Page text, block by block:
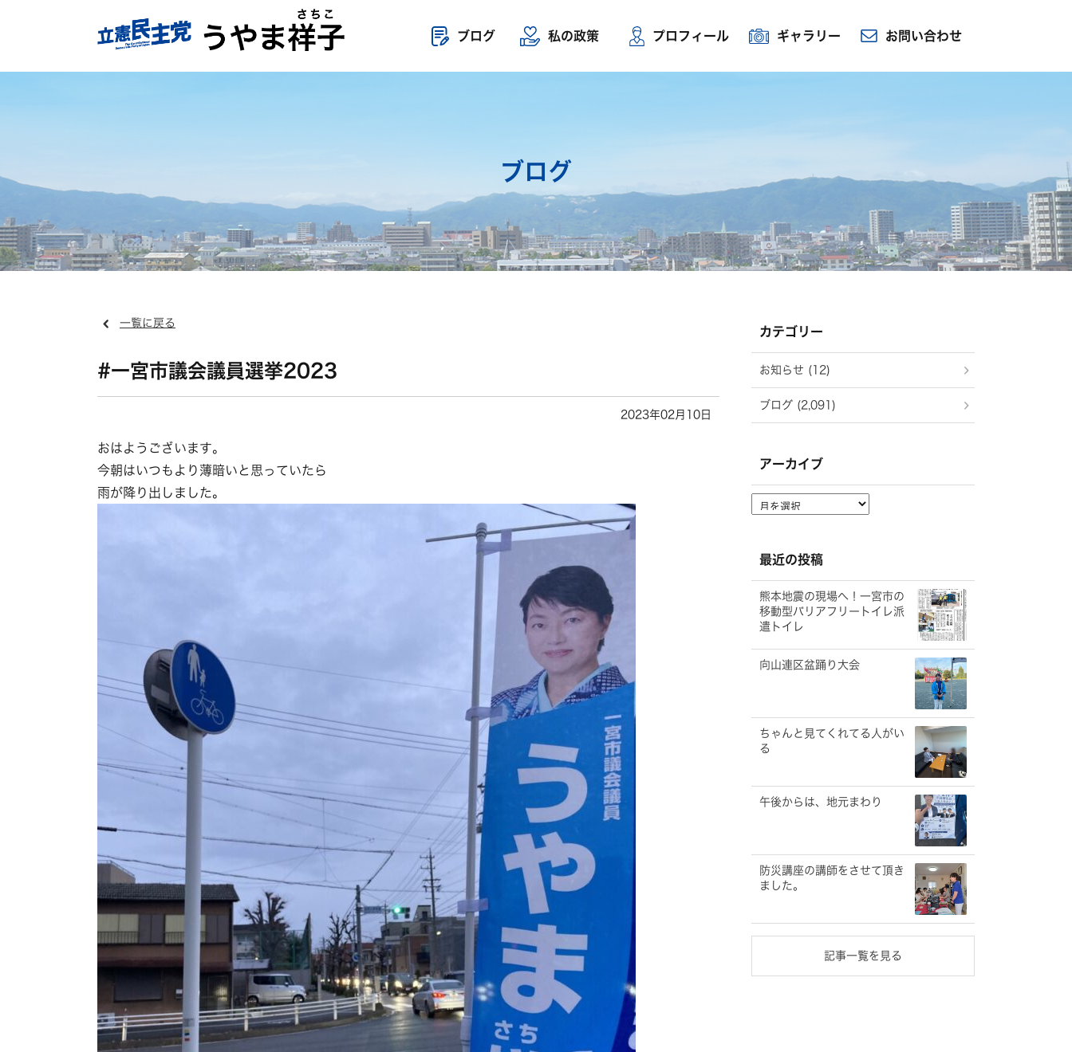
ブログ 私の政策 プロフィール ギャラリー お問い合わせ
ブログ
一覧に戻る
#一宮市議会議員選挙2023
2023年02月10日
おはようございます。
今朝はいつもより薄暗いと思っていたら
雨が降り出しました。
カテゴリー
お知らせ (12)
ブログ (2,091)
アーカイブ
ア
ー
ブ
最近の投稿
熊本地震の現場へ！一宮市の
移動型バリアフリートイレ派
遣トイレ
向山連区盆踊り大会
ちゃんと見てくれてる人がい
る
午後からは、地元まわり
防災講座の講師をさせて頂き
ました。
記事一覧を見る